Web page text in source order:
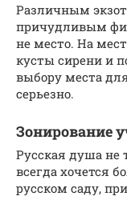
Различным
причудливым
не место. На
кусты сирени и
выбору места
серьезно.
Зонирование
Русская душа не
всегда хочется
русском саду,